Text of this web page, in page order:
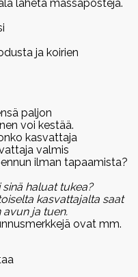
lähetä massaposteja.
ja koirien
paljon
voi kestää.
kasvattaja
valmis
ilman tapaamista?
haluat tukea?
kasvattajalta saat
avun ja tuen.
ovat mm.